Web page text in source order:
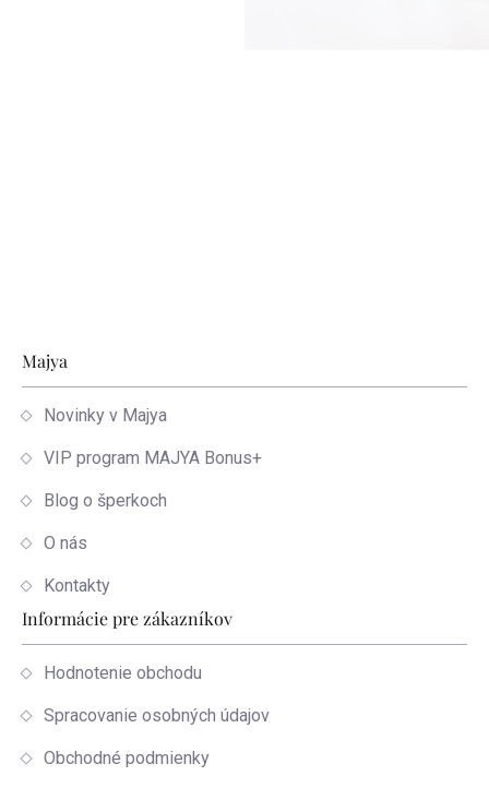
Zápätie
Majya
Novinky v Majya
VIP program MAJYA Bonus+
Blog o šperkoch
O nás
Kontakty
Informácie pre zákazníkov
Hodnotenie obchodu
Spracovanie osobných údajov
Obchodné podmienky